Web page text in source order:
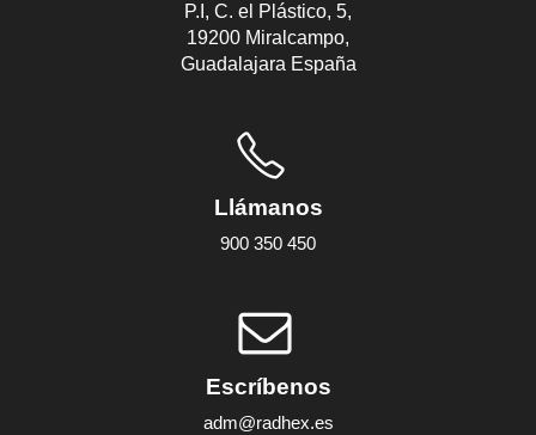
P.I, C. el Plástico, 5,
19200 Miralcampo,
Guadalajara España
Llámanos
900 350 450
Escríbenos
adm@radhex.es